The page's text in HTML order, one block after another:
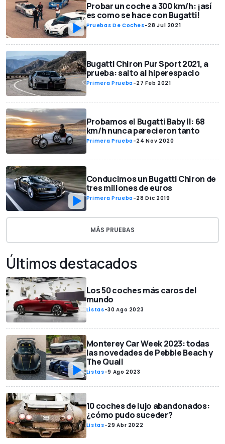
Probar un coche a 300 km/h: ¡así
es como se hace con Bugatti!
Pruebas De Coches-28 Jul 2021
Bugatti Chiron Pur Sport 2021, a
prueba: salto al hiperespacio
Primera Prueba-27 Feb 2021
Probamos el Bugatti Baby II: 68
km/h nunca parecieron tanto
Primera Prueba-24 Nov 2020
Conducimos un Bugatti Chiron de
tres millones de euros
Primera Prueba-28 Dic 2019
MÁS PRUEBAS
Últimos destacados
Los 50 coches más caros del
mundo
Listas-30 Ago 2023
Monterey Car Week 2023: todas
las novedades de Pebble Beach y
The Quail
Listas-9 Ago 2023
10 coches de lujo abandonados:
¿cómo pudo suceder?
Listas-29 Abr 2022